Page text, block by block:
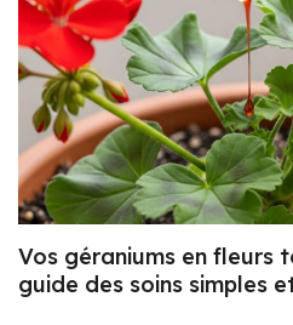
Vos géraniums en fleurs
guide des soins simples